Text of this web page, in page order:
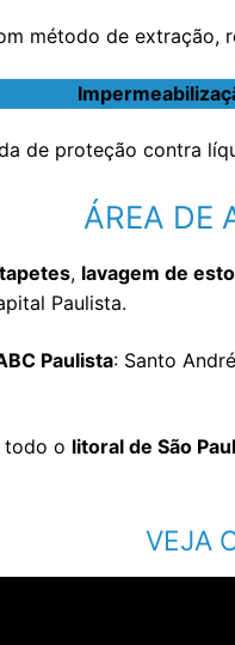
método de
de proteção contra
ÁREA DE
, lavagem de
Paulista.
Paulista: Santo
todo o litoral de São
VEJA